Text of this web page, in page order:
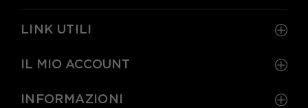
LINK UTILI
IL MIO ACCOUNT
INFORMAZIONI